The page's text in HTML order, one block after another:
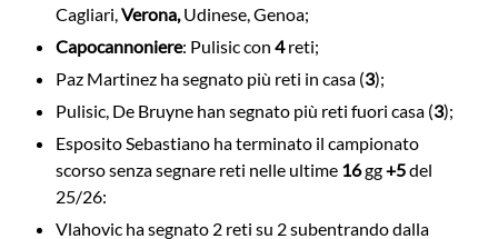
Cagliari,Verona,Udinese, Genoa;
Capocannoniere: Pulisic con 4reti;
Paz Martinez ha segnato più reti in casa (3);
Pulisic, De Bruyne han segnato più reti fuori casa (3);
Esposito Sebastiano ha terminato il campionato
scorso senza segnare reti nelle ultime 16gg+5del
25/26:
Vlahovic ha segnato 2 reti su 2 subentrando dalla